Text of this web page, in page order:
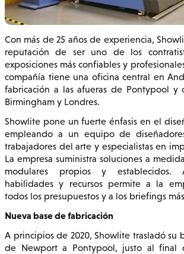
Con más de 25 años de experiencia,
reputación de ser uno de los
exposiciones más confiables y
compañía tiene una oficina central en
fabricación a las afueras de Pontypool y
Birmingham y Londres.
Showlite pone un fuerte énfasis en el
empleando a un equipo de
trabajadores del arte y especialistas en
La empresa suministra soluciones a
modulares propios y establecidos.
habilidades y recursos permite a la
todos los presupuestos y a los briefings
Nueva base de fabricación
A principios de 2020, Showlite trasladó su
de Newport a Pontypool, justo al final